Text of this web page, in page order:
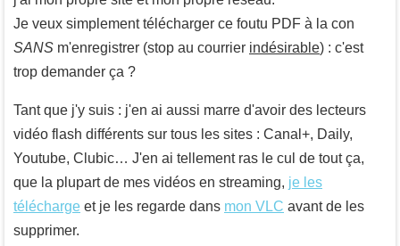
Je veux simplement télécharger ce foutu PDF à la con
SANS m'enregistrer (stop au courrier indésirable) : c'est
trop demander ça ?
Tant que j'y suis : j'en ai aussi marre d'avoir des lecteurs
vidéo flash différents sur tous les sites : Canal+, Daily,
Youtube, Clubic… J'en ai tellement ras le cul de tout ça,
que la plupart de mes vidéos en streaming, je les
télécharge et je les regarde dans mon VLC avant de les
supprimer.